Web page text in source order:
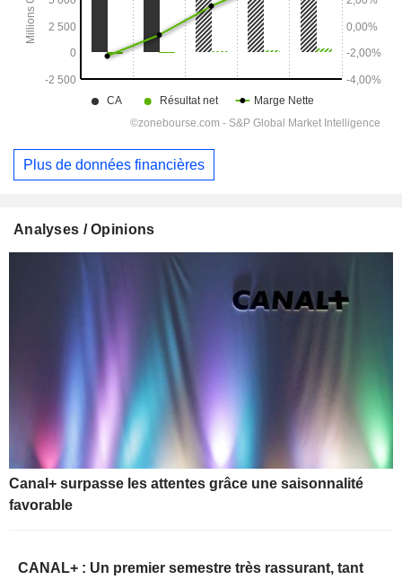
Plus de données financières
Analyses / Opinions
Canal+ surpasse les attentes grâce une saisonnalité
favorable
CANAL+ : Un premier semestre très rassurant, tant